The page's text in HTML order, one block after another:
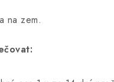
na zem.